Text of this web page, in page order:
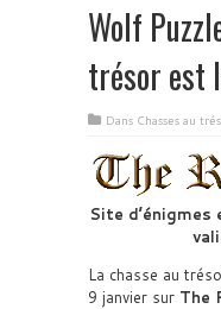
Wolf
trésor est
Dans Chasses au
Site
La chasse au
9 janvier sur The